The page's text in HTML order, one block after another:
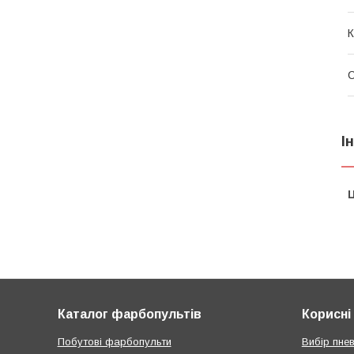
Каталог фарбопультів
Побутові фарбопульти
Корисні
Вибір